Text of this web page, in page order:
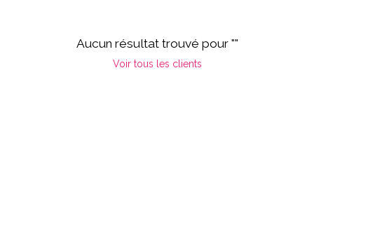
Aucun résultat trouvé pour ""
Voir tous les clients